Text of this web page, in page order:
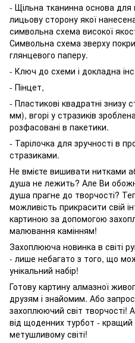
- Щільна тканинна основа для
лицьову сторону якої
символьна схема високої
Символьна схема зверху
глянцевого паперу.
- Ключ до схеми і докладна
- Пінцет,
- Пластикові квадратні знизу
мм), вгорі у стразиків
розфасовані в пакетики.
- Тарілочка для зручності в
стразиками.
Не вмієте вишивати нитками
душа не лежить? Але Ви
душа прагне до творчості?
можливість прикрасити свій
картиною за допомогою
малювання камінням!
Захоплююча новинка в світі
- лише небагато з того, що
унікальний набір!
Готову картину алмазної
друзям і знайомим. Або
захоплюючий світ творчості!
від щоденних турбот -
метушливому світі!